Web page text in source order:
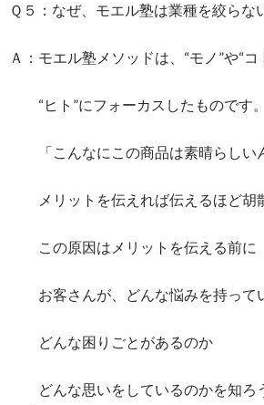
Ｑ５：なぜ、モエル塾は業種を絞らな
Ａ：モエル塾メソッドは、“モノ”や“コ
“ヒト”にフォーカスしたものです。
「こんなにこの商品は素晴らしい
メリットを伝えれば伝えるほど胡
この原因はメリットを伝える前に
お客さんが、どんな悩みを持って
どんな困りごとがあるのか
どんな思いをしているのかを知ろ